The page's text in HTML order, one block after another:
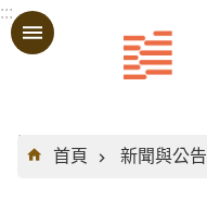
跳到主要內容區塊
:::
:::
首頁
新聞與公告